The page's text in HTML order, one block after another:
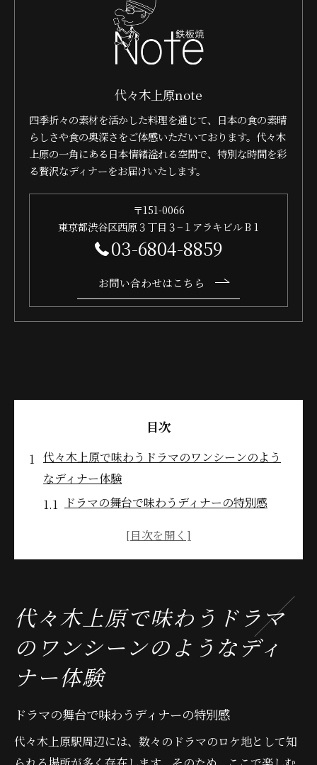
代々木上原note
四季折々の素材を活かした料理を通じて、日本の食の素晴
らしさや食の奥深さをご体感いただいております。代々木
上原の一角にある日本情緒溢れる空間で、特別な時間を彩
る贅沢なディナーをお届けいたします。
〒151-0066
東京都渋谷区西原３丁目３−１アラキビル B 1
03-6804-8859
お問い合わせはこちら
目次
代々木上原で味わうドラマのワンシーンのよう
なディナー体験
ドラマの舞台で味わうディナーの特別感
物語に浸る代々木上原のディナーシーン
特別な夜を彩るディナーの選び方
ドラマのロケ地で特別なディナーを楽しむ理由
ロケ地ならではの特別な雰囲気を堪能
代々木上原の魅力を料理で味わう
歴史あるロケ地でのディナー体験
代々木上原で味わうドラマ
のワンシーンのようなディ
ナー体験
ドラマの舞台で味わうディナーの特別感
代々木上原駅周辺には、数々のドラマのロケ地として知